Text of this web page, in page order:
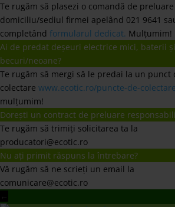
Te rugăm să plasezi o comandă de
domiciliu/sediul firmei apelând 021 9641
completând formularul dedicat. Mulțumim!
Ai de predat deșeuri electrice mici, baterii și
becuri/neoane?
Te rugăm să mergi să le predai la un punct
colectare www.ecotic.ro/puncte-de-colectare
mulțumim!
Dorești un contract de preluare
Te rugăm să trimiți solicitarea ta la
producatori@ecotic.ro
Nu ați primit răspuns la întrebare?
Vă rugăm să ne scrieți un email la
comunicare@ecotic.ro
←